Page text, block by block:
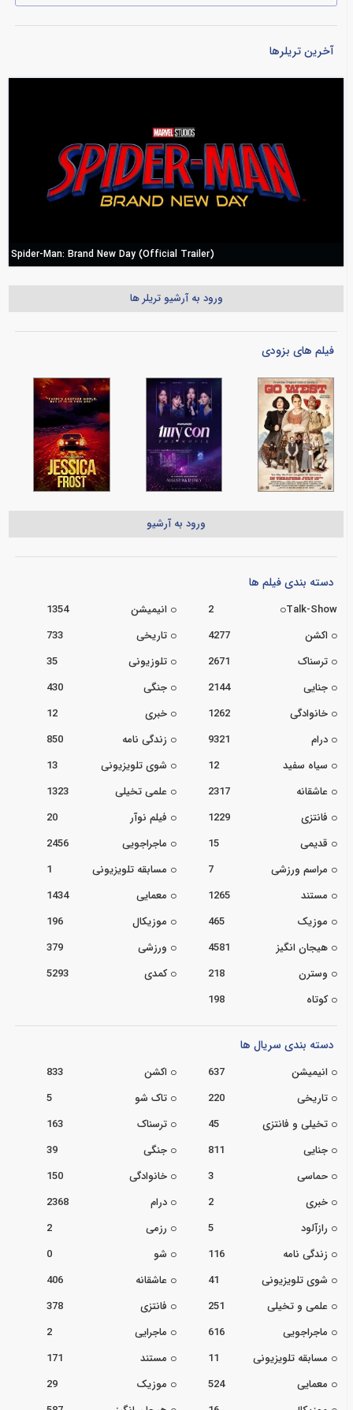
آخرین تریلرها
Spider-Man: Brand New Day (Official Trailer)
ورود به آرشیو تریلر ها
فیلم های بزودی
ورود به آرشیو
دسته بندی فیلم ها
Talk-Show
2 انیمیشن
1354
اکشن
4277 تاریخی
733
ترسناک
2671 تلوزیونی
35
جنایی
2144 جنگی
430
خانوادگی
1262 خبری
12
درام
9321 زندگی نامه
850
سیاه سفید
12 شوی تلویزیونی
13
عاشقانه
2317 علمی تخیلی
1323
فانتزی
1229 فیلم نوآر
20
قدیمی
15 ماجراجویی
2456
مراسم ورزشی
7 مسابقه تلویزیونی
1
مستند
1265 معمایی
1434
موزیک
465 موزیکال
196
هیجان انگیز
4581 ورزشی
379
وسترن
218 کمدی
5293
کوتاه
198
دسته بندی سریال ها
انیمیشن 637 اکشن
833
تاریخی
220 تاک شو
5
تخیلی و فانتزی
45 ترسناک
163
جنایی
811 جنگی
39
حماسی
3 خانوادگی
150
خبری
2 درام
2368
رازآلود
5 رزمی
2
زندگی نامه
116 شو
0
شوی تلویزیونی
41 عاشقانه
406
علمی و تخیلی
251 فانتزی
378
ماجراجویی
616 ماجرایی
2
مسابقه تلویزیونی
11 مستند
171
معمایی
524 موزیک
29